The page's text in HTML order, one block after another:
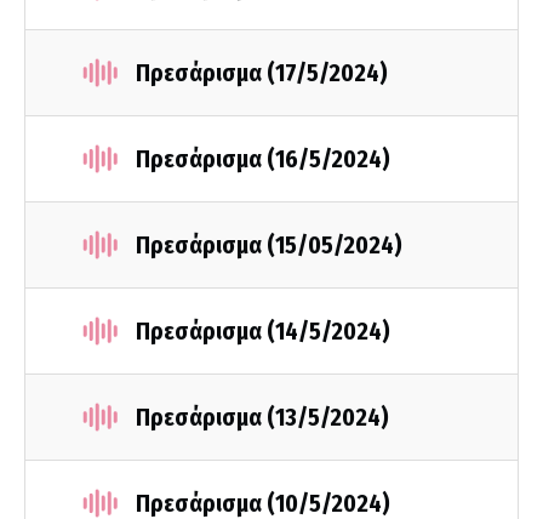
Πρεσάρισμα (17/5/2024)
Πρεσάρισμα (16/5/2024)
Πρεσάρισμα (15/05/2024)
Πρεσάρισμα (14/5/2024)
Πρεσάρισμα (13/5/2024)
Πρεσάρισμα (10/5/2024)